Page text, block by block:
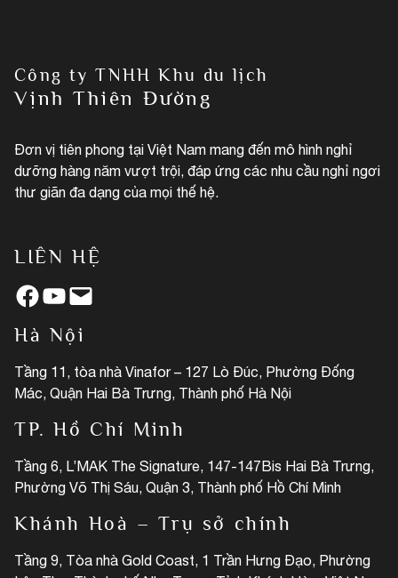
Công ty TNHH Khu du lịch
Vịnh Thiên Đường
Đơn vị tiên phong tại Việt Nam mang đến mô hình nghỉ
dưỡng hàng năm vượt trội, đáp ứng các nhu cầu nghỉ ngơi
thư giãn đa dạng của mọi thế hệ.
LIÊN HỆ
Facebook YouTube Mail
Hà Nội
Tầng 11, tòa nhà Vinafor – 127 Lò Đúc, Phường Đống
Mác, Quận Hai Bà Trưng, Thành phố Hà Nội
TP. Hồ Chí Minh
Tầng 6, L’MAK The Signature, 147-147Bis Hai Bà Trưng,
Phường Võ Thị Sáu, Quận 3, Thành phố Hồ Chí Minh
Khánh Hoà – Trụ sở chính
Tầng 9, Tòa nhà Gold Coast, 1 Trần Hưng Đạo, Phường